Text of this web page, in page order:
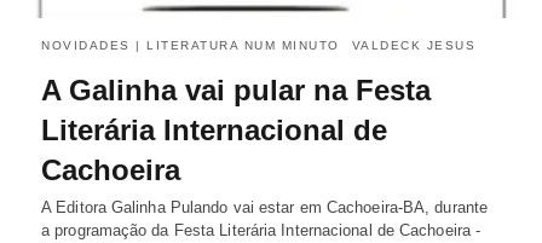
NOVIDADES | LITERATURA NUM MINUTO VALDECK JESUS
A Galinha vai pular na Festa
Literária Internacional de
Cachoeira
A Editora Galinha Pulando vai estar em Cachoeira-BA, durante
a programação da Festa Literária Internacional de Cachoeira -